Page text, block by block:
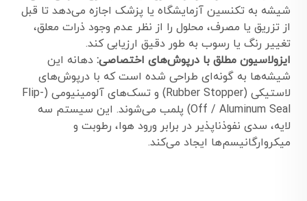
شیشه به تکنسین آزمایشگاه یا پزشک اجازه می‌دهد تا قبل
از تزریق یا مصرف، محلول را از نظر عدم وجود ذرات معلق،
تغییر رنگ یا رسوب به طور دقیق ارزیابی کند.
ایزولاسیون مطلق با درپوش‌های اختصاصی: دهانه این
شیشه‌ها به گونه‌ای طراحی شده است که با درپوش‌های
لاستیکی (Rubber Stopper) و تسک‌های آلومینیومی (Flip-
Off / Aluminum Seal) پلمب می‌شوند. این سیستم سه
لایه، سدی نفوذناپذیر در برابر ورود هوا، رطوبت و
میکروارگانیسم‌ها ایجاد می‌کند.